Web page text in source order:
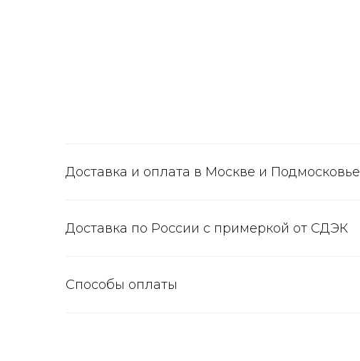
Доставка и оплата в Москве и Подмосковье
Доставка по России с примеркой от СДЭК
Способы оплаты